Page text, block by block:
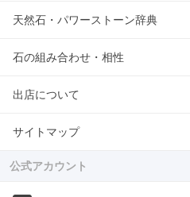
天然石・パワーストーン辞典
石の組み合わせ・相性
出店について
サイトマップ
公式アカウント